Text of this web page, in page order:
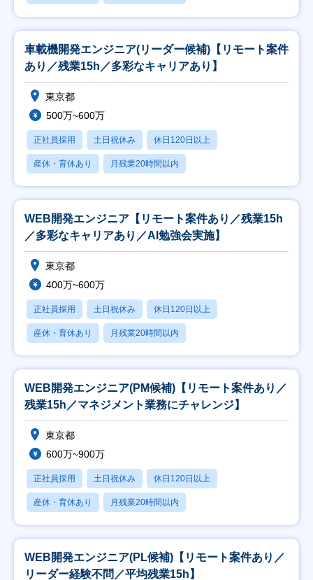
車載機開発エンジニア(リーダー候補)【リモート案件
あり／残業15h／多彩なキャリアあり】
東京都
500万~600万
正社員採用 土日祝休み 休日120日以上
産休・育休あり 月残業20時間以内
WEB開発エンジニア【リモート案件あり／残業15h
／多彩なキャリアあり／AI勉強会実施】
東京都
400万~600万
正社員採用 土日祝休み 休日120日以上
産休・育休あり 月残業20時間以内
WEB開発エンジニア(PM候補)【リモート案件あり／
残業15h／マネジメント業務にチャレンジ】
東京都
600万~900万
正社員採用 土日祝休み 休日120日以上
産休・育休あり 月残業20時間以内
WEB開発エンジニア(PL候補)【リモート案件あり／
リーダー経験不問／平均残業15h】